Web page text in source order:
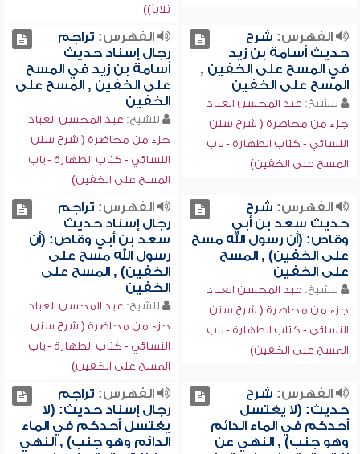
ثلاثاً))
الفهرس: شرح
حديث أسامة بن زيد
في المسح على الخفين ,
المسح على الخفين
للشيخ: عبد المحسن العباد
جزء من محاضرة ( شرح سنن
النسائي - كتاب الطهارة - باب
المسح على الخفين)
الفهرس: تراجم
رجال إسناد حديث
أسامة بن زيد في المسح
على الخفين , المسح على
الخفين
للشيخ: عبد المحسن العباد
جزء من محاضرة ( شرح سنن
النسائي - كتاب الطهارة - باب
المسح على الخفين)
الفهرس: شرح
حديث سعد بن أبي
وقاص: (أن رسول الله مسح
على الخفين) , المسح
على الخفين
للشيخ: عبد المحسن العباد
جزء من محاضرة ( شرح سنن
النسائي - كتاب الطهارة - باب
المسح على الخفين)
الفهرس: تراجم
رجال إسناد حديث
سعد بن أبي وقاص: (أن
رسول الله مسح على
الخفين) , المسح على
الخفين
للشيخ: عبد المحسن العباد
جزء من محاضرة ( شرح سنن
النسائي - كتاب الطهارة - باب
المسح على الخفين)
الفهرس: شرح
حديث: (لا يغتسل
أحدكم في الماء الدائم
وهو جنب) , النهي عن
الفهرس: تراجم
رجال إسناد حديث: (لا
يغتسل أحدكم في الماء
الدائم وهو جنب) , النهي